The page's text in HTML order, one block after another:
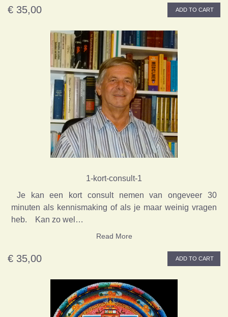
€ 35,00 ADD TO CART
1-kort-consult-1
Je kan een kort consult nemen van ongeveer 30
minuten als kennismaking of als je maar weinig vragen
heb. Kan zo wel…
Read More
€ 35,00 ADD TO CART